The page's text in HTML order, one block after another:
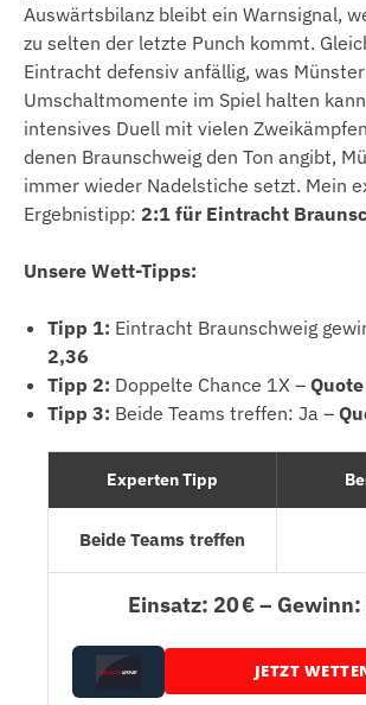
Auswärtsbilanz bleibt ein Warnsignal,
zu selten der letzte Punch kommt.
Eintracht defensiv anfällig, was
Umschaltmomente im Spiel halten
intensives Duell mit vielen
denen Braunschweig den Ton angibt,
immer wieder Nadelstiche setzt. Mein
Ergebnistipp: 2:1 für Eintracht
Unsere Wett-Tipps:
Tipp 1: Eintracht Braunschweig
2,36
Tipp 2: Doppelte Chance 1X –
Tipp 3: Beide Teams treffen: Ja –
Experten Tipp
Beide Teams treffen
Einsatz: 20 € –
JETZT